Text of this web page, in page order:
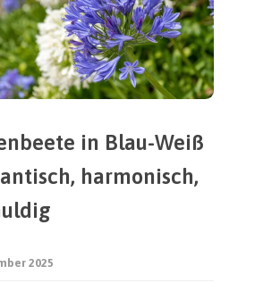
in Blau-Weiß
harmonisch,
2025